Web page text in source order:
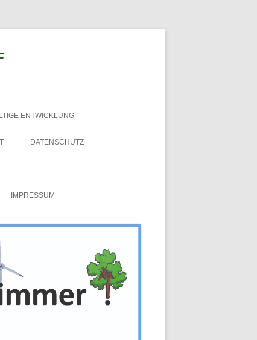
ENTWICKLUNG
DATENSCHUTZ
IMPRESSUM